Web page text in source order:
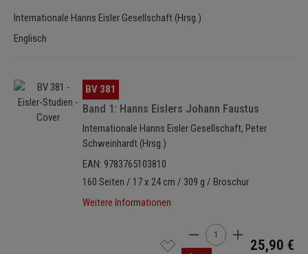
Internationale Hanns Eisler Gesellschaft (Hrsg.)
Englisch
Bildergalerie überspringen
BV 381
Band 1: Hanns Eislers Johann Faustus
Internationale Hanns Eisler Gesellschaft, Peter
Schweinhardt (Hrsg.)
EAN: 9783765103810
160 Seiten / 17 x 24 cm / 309 g / Broschur
Weitere Informationen
Produkt Anzahl: Gib
25,90 €